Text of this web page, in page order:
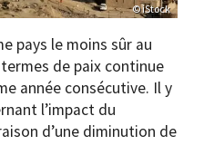
© iStock
pays le moins sûr au
de paix continue
année consécutive. Il y
l’impact du
d’une diminution de